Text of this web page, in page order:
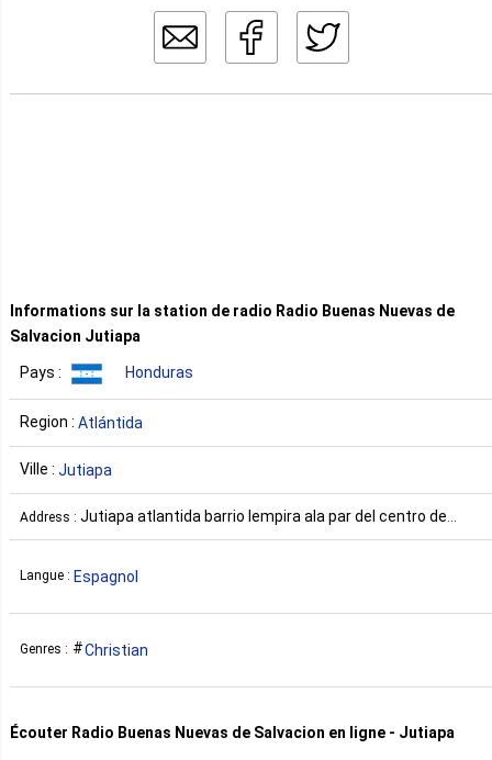
Informations sur la station de radio Radio Buenas Nuevas de
Salvacion Jutiapa
Pays : Honduras
Region : Atlántida
Ville : Jutiapa
Address : Jutiapa atlantida barrio lempira ala par del centro de
salud iglecias buenas nuevas Honduras
Langue : Espagnol
Genres : Christian
Écouter Radio Buenas Nuevas de Salvacion en ligne - Jutiapa